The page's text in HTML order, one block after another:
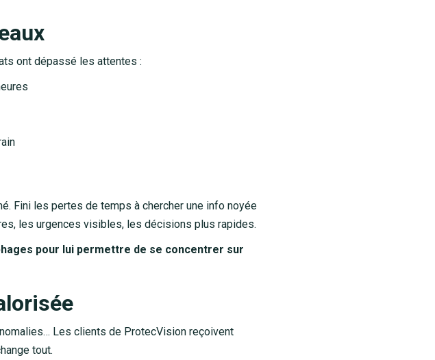
ont dépassé les attentes :
Fini les pertes de temps à chercher une info noyée
les urgences visibles, les décisions plus rapides.
pour lui permettre de se concentrer sur
Les clients de ProtecVision reçoivent
tout.